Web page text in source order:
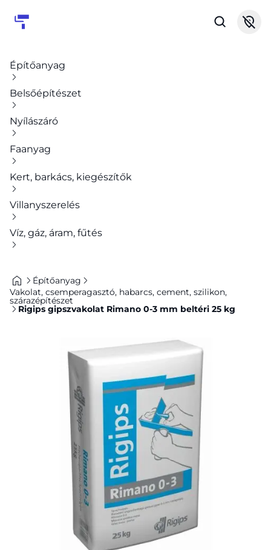
Építőanyag
Belsőépítészet
Nyílászáró
Faanyag
Kert, barkács, kiegészítők
Villanyszerelés
Víz, gáz, áram, fűtés
Építőanyag
Vakolat, csemperagasztó, habarcs, cement, szilikon,
szárazépítészet
Rigips gipszvakolat Rimano 0-3 mm beltéri 25 kg